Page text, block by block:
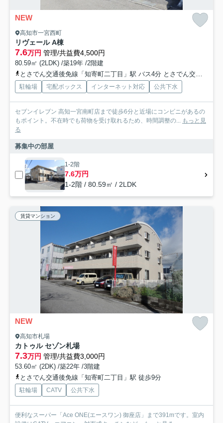
NEW
高知市一宮西町
リヴェール A棟
7.6万円 管理/共益費4,500円
80.59㎡ (2LDK) /築19年 /2階建
とさでん交通後免線「知寄町二丁目」駅 バス4分 とさでん交通「一宮バスターミナル」 停歩5分
駐輪場 宅配ボックス インターネット対応 公共下水
セブンイレブン 高知一宮南町店まで徒歩6分と近場にコンビニがあるの
もポイント。不在時でも荷物を受け取れるため、時間調整の... もっと見
る
募集中の部屋
1-2階
7.6万円
1-2階 / 80.59㎡ / 2LDK
賃貸マンション
NEW
高知市札場
カトゥル セゾン札場
7.3万円 管理/共益費3,000円
53.60㎡ (2DK) /築22年 /3階建
とさでん交通後免線「知寄町二丁目」駅 徒歩9分
駐輪場 CATV 公共下水
便利なスーパー「Ace ONE(エースワン) 御座店」まで391mです。室内